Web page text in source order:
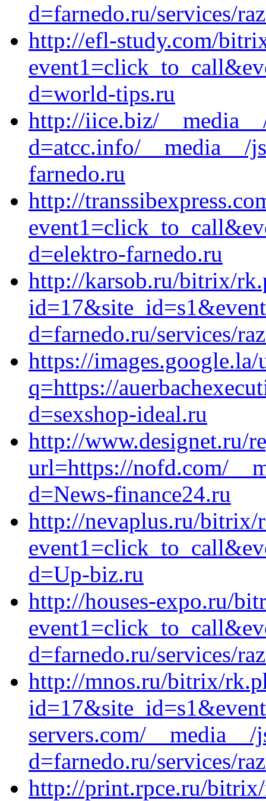
d=farnedo.ru/services/
http://efl-study.com/
d=world-tips.ru
http://iice.biz/
d=atcc.info/__media__/
farnedo.ru
http://
d=elektro-farnedo.ru
http://karsob.ru/bitrix/
d=farnedo.ru/services/
https://images.google.la/
q=https://
d=sexshop-ideal.ru
http://www.designet.ru/
url=https://nofd.com/
d=News-finance24.ru
http://nevaplus.ru/bitrix/
d=Up-biz.ru
http://houses-expo.ru/
d=farnedo.ru/services/
http://mnos.ru/bitrix/
servers.com/
d=farnedo.ru/services/
http://print.rpce.ru/